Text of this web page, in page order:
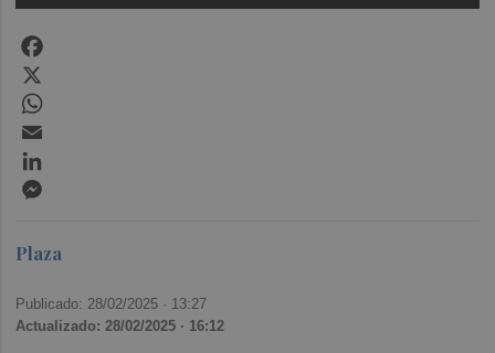
Plaza
Publicado: 28/02/2025 · 13:27
Actualizado: 28/02/2025 · 16:12